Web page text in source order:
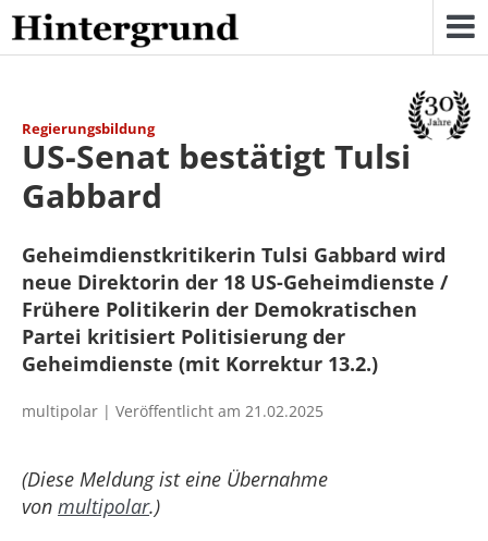
Skip
to
content
Regierungsbildung
US-Senat bestätigt Tulsi
Gabbard
Geheimdienstkritikerin Tulsi Gabbard wird
neue Direktorin der 18 US-Geheimdienste /
Frühere Politikerin der Demokratischen
Partei kritisiert Politisierung der
Geheimdienste (mit Korrektur 13.2.)
multipolar | Veröffentlicht am 21.02.2025
(Diese Meldung ist eine Übernahme
von multipolar.)